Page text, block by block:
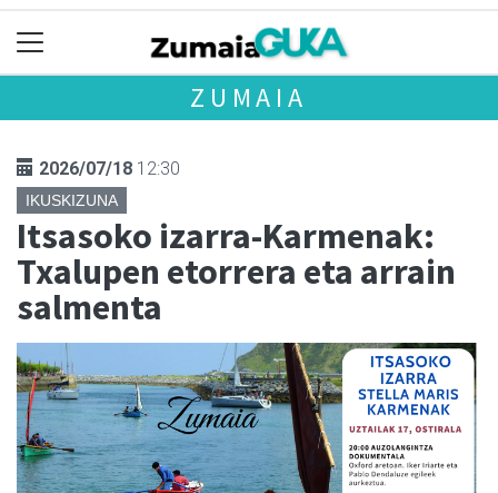
ZUMAIA
2026/07/18 12:30
IKUSKIZUNA
Itsasoko izarra-Karmenak:
Txalupen etorrera eta arrain
salmenta